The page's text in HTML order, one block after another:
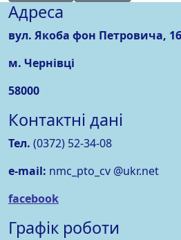
Адреса
вул. Якоба фон Петровича, 16
м. Чернівці
58000
Контактні дані
Тел. (0372) 52-34-08
e-mail: nmc_pto_cv @ukr.net
facebook
Графік роботи